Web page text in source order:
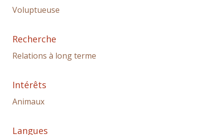
Voluptueuse
Recherche
Relations à long terme
Intérêts
Animaux
Langues